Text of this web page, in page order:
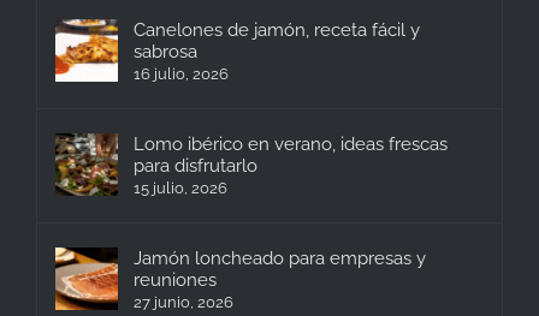
Canelones de jamón, receta fácil y
sabrosa
16 julio, 2026
Lomo ibérico en verano, ideas frescas
para disfrutarlo
15 julio, 2026
Jamón loncheado para empresas y
reuniones
27 junio, 2026